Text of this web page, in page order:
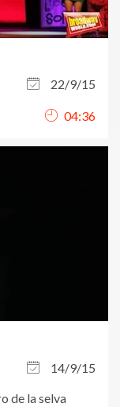
22/9/15
04:36
14/9/15
de la selva